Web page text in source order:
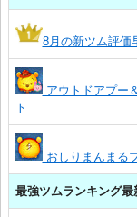
8月の新ツム評価
アウトドアプー
ト
おしりまんまる
最強ツムランキング最